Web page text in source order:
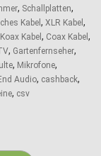
, Schallplatten,
Kabel , XLR Kabel ,
Koax Kabel , Coax Kabel ,
, Gartenfernseher,
, Mikrofone,
Audio, cashback,
, csv